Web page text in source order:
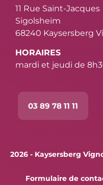
11 Rue Saint-Jacques
Sigolsheim
68240 Kaysersberg
HORAIRES
mardi et jeudi de
03 89 78 11 11
2026 - Kaysersberg
Formulaire de